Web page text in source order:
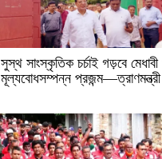
সুস্থ সাংস্কৃতিক চর্চাই গড়বে
মূল্যবোধসম্পন্ন